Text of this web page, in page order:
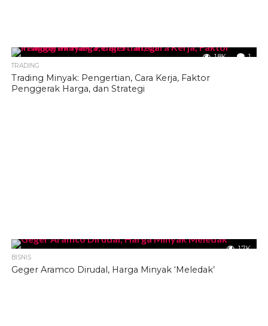
1.8K 1
TRADING
Trading Minyak: Pengertian, Cara Kerja, Faktor
Penggerak Harga, dan Strategi
1.7K
BISNIS
Geger Aramco Dirudal, Harga Minyak ‘Meledak’